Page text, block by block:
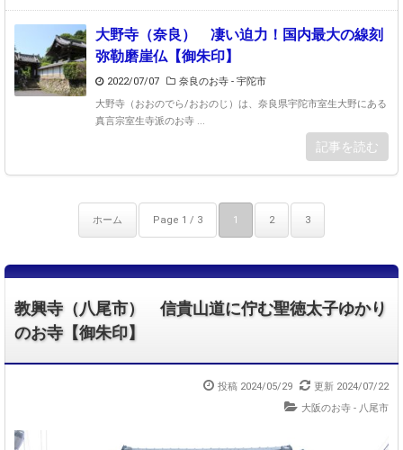
大野寺（奈良） 凄い迫力！国内最大の線刻
弥勒磨崖仏【御朱印】
2022/07/07
奈良のお寺 - 宇陀市
大野寺（おおのでら/おおのじ）は、奈良県宇陀市室生大野にある
真言宗室生寺派のお寺 ...
記事を読む
ホーム Page 1 / 3 1 2 3
教興寺（八尾市） 信貴山道に佇む聖徳太子ゆかり
のお寺【御朱印】
投稿 2024/05/29
更新 2024/07/22
大阪のお寺 - 八尾市